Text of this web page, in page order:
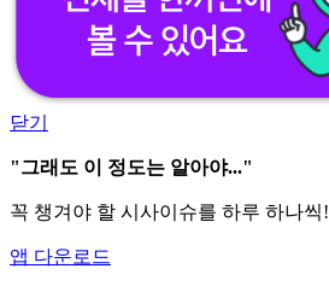
닫기
"그래도 이 정도는 알아야..."
꼭 챙겨야 할 시사이슈를 하루 하나씩!
앱 다운로드